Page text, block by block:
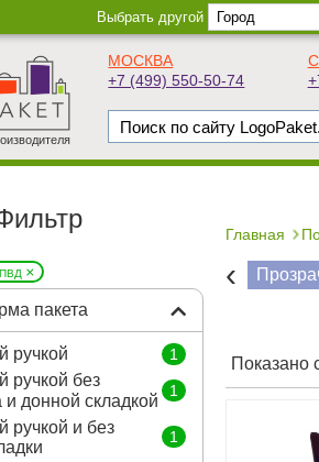
Выбрать другой
МОСКВА
+7 (499) 550-50-74
×
пакета
ручкой 1
ручкой без
и донной складкой
1
ручкой и без
1
Главная
‹
Показано